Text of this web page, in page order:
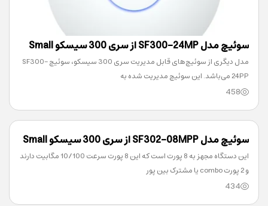
سوئیچ مدل SF300-24MP از سری 300 سیسکو Small
Business
مدل دیگری از سوئیچ‌های قابل‌ مدیریت سری 300 سیسکو، سوئیچ SF300-
24PP می‌باشد. این سوئیچ مدیریت شده به
458
سوئیچ مدل SF302-08MPP از سری 300 سیسکو Small
Business
این دستگاه مجهز به 8 پورت است که این 8 پورت سرعت 10/100 مگابیت دارند
و 2 پورت combo یا مشترک بین پور
434